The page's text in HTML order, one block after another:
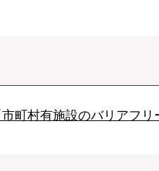
市町村有施設のバリアフ